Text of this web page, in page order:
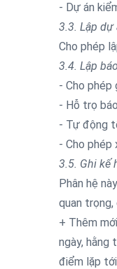
- Dự án
3.3. Lập dự
Cho phép
3.4. Lập
- Cho phép
- Hỗ trọ
- Tự động
- Cho phép
3.5. Ghi kế
Phân hệ
quan trọng,
+ Thêm
ngày, hằng
điểm lặp